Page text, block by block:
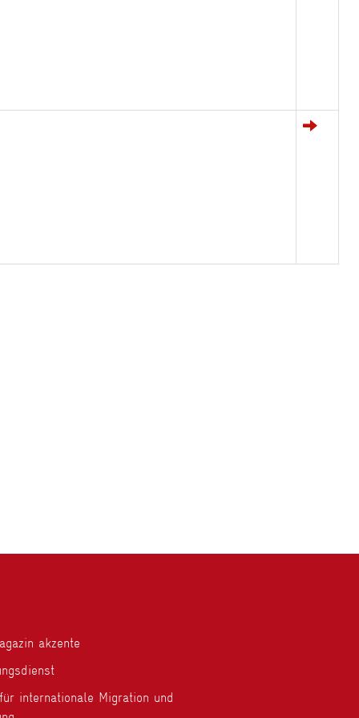
akzente
internationale Migration und